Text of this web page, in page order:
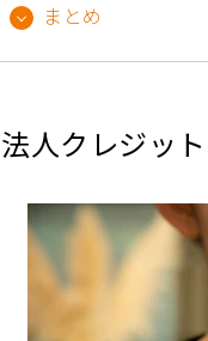
まとめ
法人クレジッ